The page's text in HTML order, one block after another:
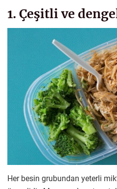
1. Çeşitli ve
Her besin grubundan yeterli